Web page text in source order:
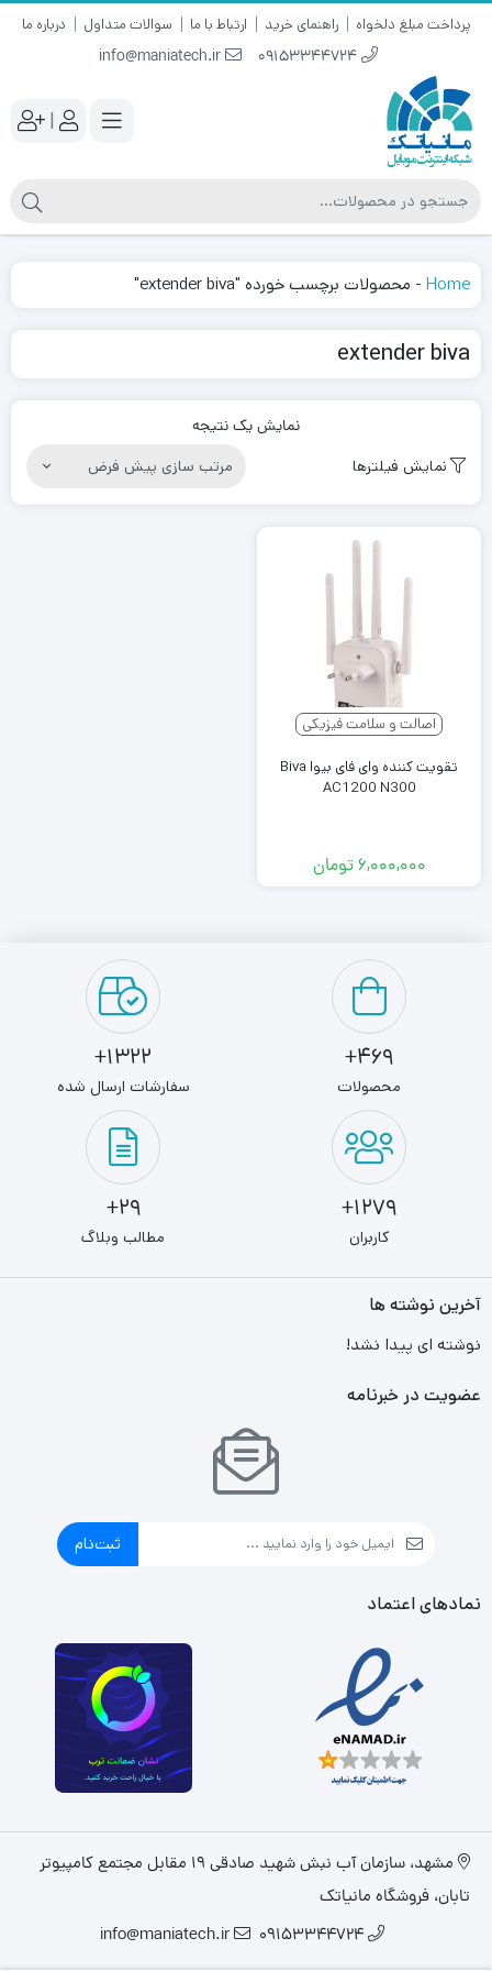
پرداخت مبلغ دلخواه راهنمای خرید ارتباط با ما سوالات متداول درباره ما
09153344724
info@maniatech.ir
|
Home
- محصولات برچسب خورده "extender biva"
extender biva
نمایش یک نتیجه
نمایش فیلترها
اصالت و سلامت فیزیکی
تقویت کننده وای فای بیوا Biva
AC1200 N300
۶,۰۰۰,۰۰۰تومان
469+
محصولات
1322+
سفارشات ارسال شده
1279+
کاربران
29+
مطالب وبلاگ
آخرین نوشته ها
نوشته ای پیدا نشد!
عضویت در خبرنامه
ثبت‌نام
نمادهای اعتماد
مشهد، سازمان آب نبش شهید صادقی 19 مقابل مجتمع کامپیوتر
تابان، فروشگاه مانیاتک
09153344724
info@maniatech.ir